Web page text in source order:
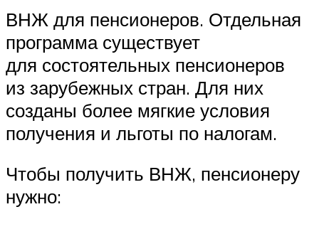
ВНЖ для пенсионеров. Отдельная
программа существует
для состоятельных пенсионеров
из зарубежных стран. Для них
созданы более мягкие условия
получения и льготы по налогам.
Чтобы получить ВНЖ, пенсионеру
нужно: